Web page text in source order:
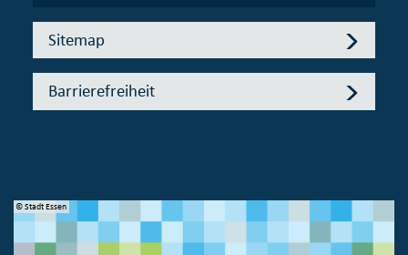
Sitemap
Barrierefreiheit
© Stadt Essen